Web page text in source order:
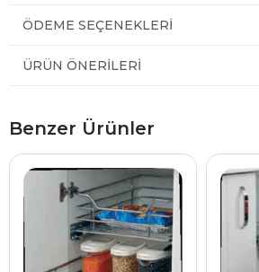
ÖDEME SEÇENEKLERI
ÜRÜN ÖNERILERI
Benzer Ürünler